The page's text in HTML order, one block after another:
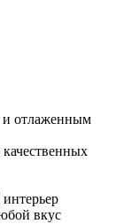
и отлаженным
качественных
вкус